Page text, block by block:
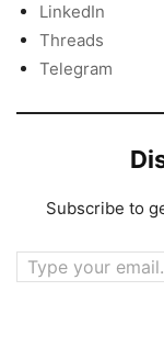
LinkedIn
Threads
Telegram
Subscribe to
Type your email…